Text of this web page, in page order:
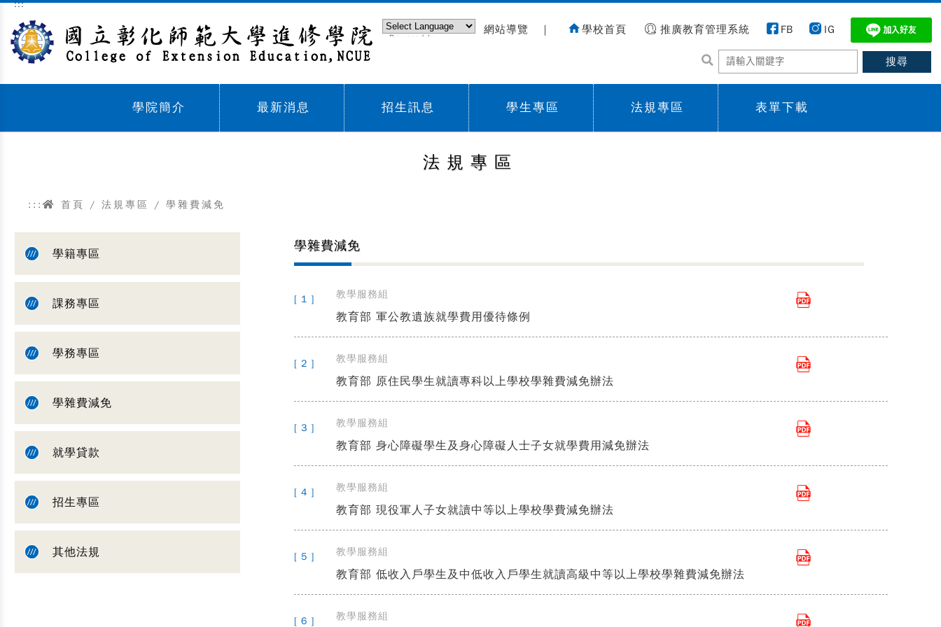
跳到主要內容區塊
:::
Powered by
網站導覽 ｜ 學校首頁 推廣教育管理系統 FB IG
學院簡介 最新消息 招生訊息 學生專區 法規專區 表單下載
法規專區
::: 首頁 / 法規專區 / 學雜費減免
學籍專區
課務專區
學務專區
學雜費減免
就學貸款
招生專區
其他法規
學雜費減免
[ 1 ] 教學服務組
教育部 軍公教遺族就學費用優待條例
[ 2 ] 教學服務組
教育部 原住民學生就讀專科以上學校學雜費減免辦法
[ 3 ] 教學服務組
教育部 身心障礙學生及身心障礙人士子女就學費用減免辦法
[ 4 ] 教學服務組
教育部 現役軍人子女就讀中等以上學校學費減免辦法
[ 5 ] 教學服務組
教育部 低收入戶學生及中低收入戶學生就讀高級中等以上學校學雜費減免辦法
[ 6 ] 教學服務組